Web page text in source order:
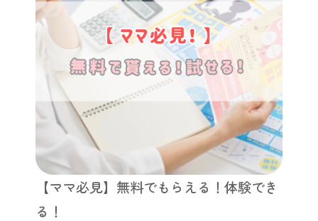
【ママ必見】無料でもらえる！体験でき
る！